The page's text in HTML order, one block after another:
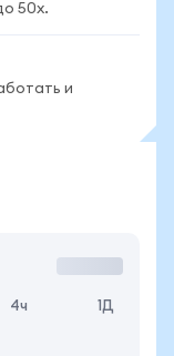
50x.
и
4ч 1Д